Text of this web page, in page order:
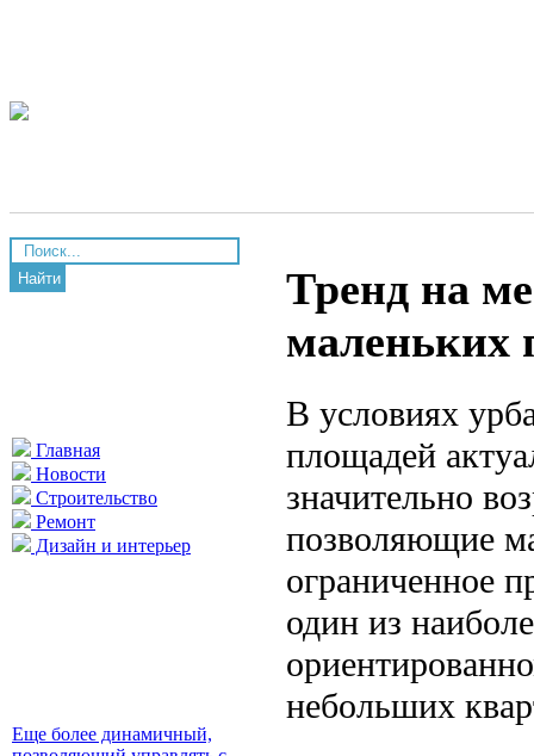
Найти
Главная
Новости
Строительство
Ремонт
Дизайн и интерьер
Еще более динамичный,
Тренд на
маленьких
В условиях
площадей
значительно
позволяющие
ограниченное
один из
небольших